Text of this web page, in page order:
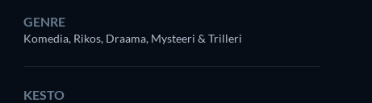
GENRE
Komedia, Rikos, Draama, Mysteeri & Trilleri
KESTO